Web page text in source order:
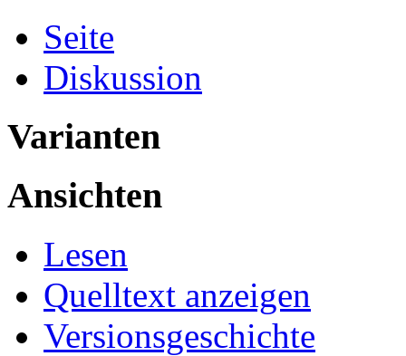
Seite
Diskussion
Varianten
Ansichten
Lesen
Quelltext anzeigen
Versionsgeschichte